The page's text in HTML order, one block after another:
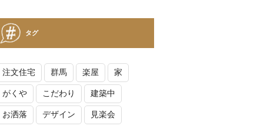
タグ
注文住宅 群馬 楽屋 家
がくや こだわり 建築中
お洒落 デザイン 見楽会